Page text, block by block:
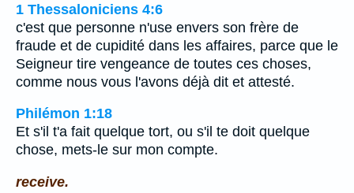
1 Thessaloniciens 4:6
c'est que personne n'use envers son frère de
fraude et de cupidité dans les affaires, parce que le
Seigneur tire vengeance de toutes ces choses,
comme nous vous l'avons déjà dit et attesté.
Philémon 1:18
Et s'il t'a fait quelque tort, ou s'il te doit quelque
chose, mets-le sur mon compte.
receive.